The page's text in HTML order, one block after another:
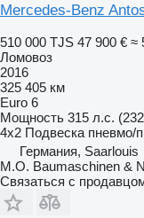
Mercedes-Benz
510 000 TJS 47 900 € ≈
Ломовоз
2016
325 405 км
Euro 6
Мощность 315 л.с.
4x2 Подвеска пневмо/
Германия, Saarlouis
M.O. Baumaschinen &
Связаться с